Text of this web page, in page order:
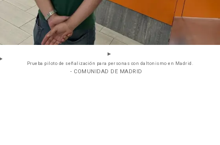
Prueba piloto de señalización para personas con daltonismo en Madrid.
- COMUNIDAD DE MADRID